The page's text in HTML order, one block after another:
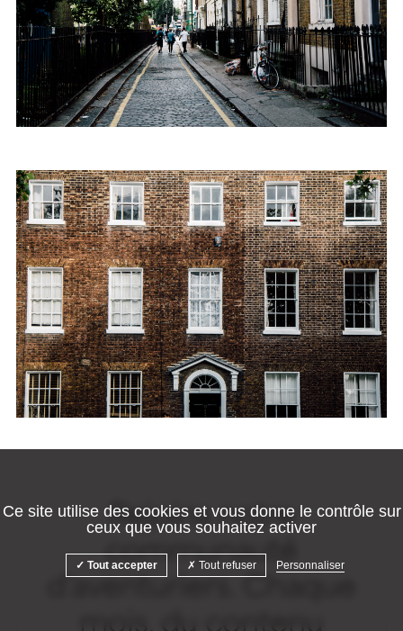
Rejoins notre
communauté
Ce site utilise des cookies et vous donne le contrôle sur
ceux que vous souhaitez activer
Tout accepter Tout refuser Personnaliser